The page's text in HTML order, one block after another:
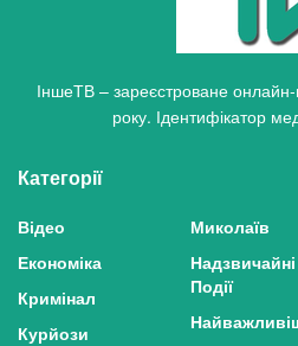
ІншеТВ – зареєстроване
року. Ідентифікатор
Категорії
Відео
Економіка
Кримінал
Курйози
Миколаїв
Надзвичайні
Події